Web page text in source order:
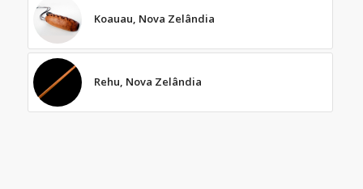
Koauau, Nova Zelândia
Rehu, Nova Zelândia